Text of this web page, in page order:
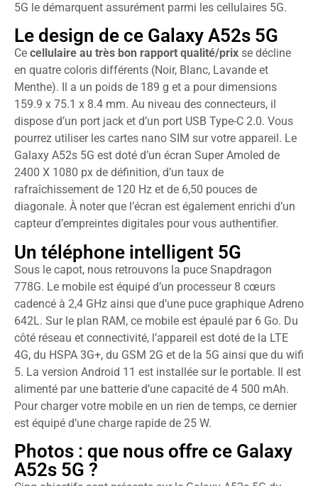
5G le démarquent assurément parmi les cellulaires 5G.
Le design de ce Galaxy A52s 5G
Ce cellulaire au très bon rapport qualité/prix se décline
en quatre coloris différents (Noir, Blanc, Lavande et
Menthe). Il a un poids de 189 g et a pour dimensions
159.9 x 75.1 x 8.4 mm. Au niveau des connecteurs, il
dispose d’un port jack et d’un port USB Type-C 2.0. Vous
pourrez utiliser les cartes nano SIM sur votre appareil. Le
Galaxy A52s 5G est doté d’un écran Super Amoled de
2400 X 1080 px de définition, d’un taux de
rafraîchissement de 120 Hz et de 6,50 pouces de
diagonale. À noter que l’écran est également enrichi d’un
capteur d’empreintes digitales pour vous authentifier.
Un téléphone intelligent 5G
Sous le capot, nous retrouvons la puce Snapdragon
778G. Le mobile est équipé d’un processeur 8 cœurs
cadencé à 2,4 GHz ainsi que d’une puce graphique Adreno
642L. Sur le plan RAM, ce mobile est épaulé par 6 Go. Du
côté réseau et connectivité, l’appareil est doté de la LTE
4G, du HSPA 3G+, du GSM 2G et de la 5G ainsi que du wifi
5. La version Android 11 est installée sur le portable. Il est
alimenté par une batterie d’une capacité de 4 500 mAh.
Pour charger votre mobile en un rien de temps, ce dernier
est équipé d’une charge rapide de 25 W.
Photos : que nous offre ce Galaxy
A52s 5G ?